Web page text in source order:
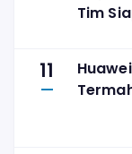
Tim
11